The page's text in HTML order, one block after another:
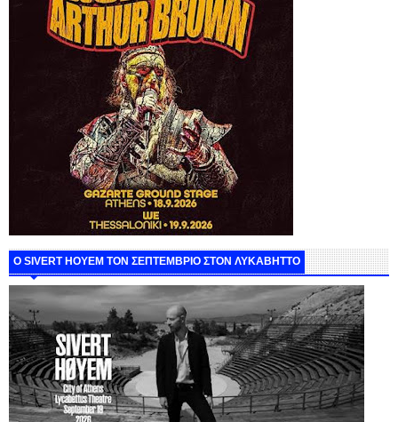
Ο SIVERT HOYEM ΤΟΝ ΣΕΠΤΕΜΒΡΙΟ ΣΤΟΝ ΛΥΚΑΒΗΤΤΟ